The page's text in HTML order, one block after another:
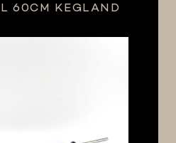
60CM KEGLAND